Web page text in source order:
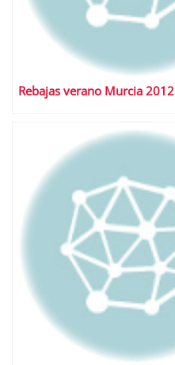
Rebajas verano Murcia 2012